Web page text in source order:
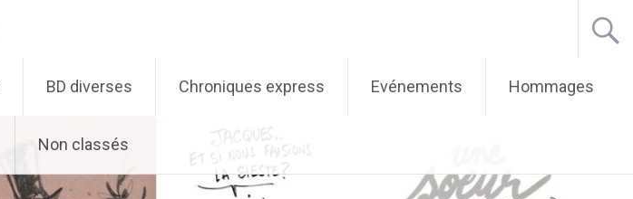
BD diverses Chroniques express Evénements Hommages
Non classés